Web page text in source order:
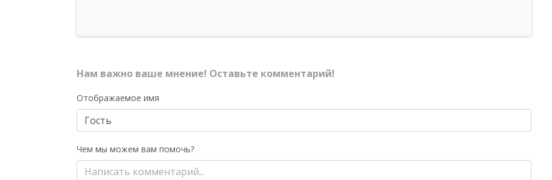
Нам важно ваше мнение! Оставьте комментарий!
Отображаемое имя
Чем мы можем вам помочь?